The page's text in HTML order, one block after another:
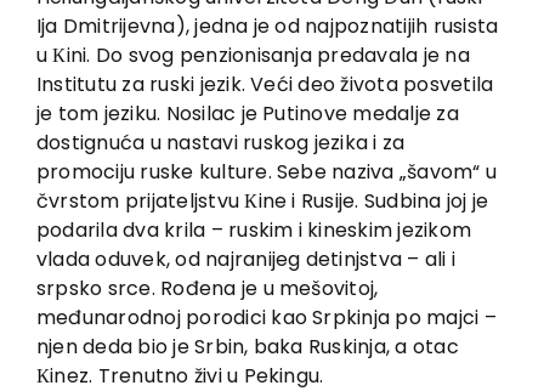
In preparation
Sale
Authors
News
EU PROJECTS
Contact
Ija Dmitrijevna), jedna je od najpoznatijih rusista
u Кini. Do svog penzionisanja predavala je na
Institutu za ruski jezik. Veći deo života posvetila
je tom jeziku. Nosilac je Putinove medalje za
dostignuća u nastavi ruskog jezika i za
promociju ruske kulture. Sebe naziva „šavom“ u
čvrstom prijateljstvu Кine i Rusije. Sudbina joj je
podarila dva krila – ruskim i kineskim jezikom
vlada oduvek, od najranijeg detinjstva – ali i
srpsko srce. Rođena je u mešovitoj,
međunarodnoj porodici kao Srpkinja po majci –
njen deda bio je Srbin, baka Ruskinja, a otac
Кinez. Trenutno živi u Pekingu.